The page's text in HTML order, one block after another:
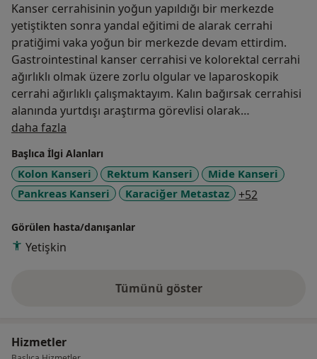
Kanser cerrahisinin yoğun yapıldığı bir merkezde
yetiştikten sonra yandal eğitimi de alarak cerrahi
pratiğimi vaka yoğun bir merkezde devam ettirdim.
Gastrointestinal kanser cerrahisi ve kolorektal cerrahi
ağırlıklı olmak üzere zorlu olgular ve laparoskopik
cerrahi ağırlıklı çalışmaktayım. Kalın bağırsak cerrahisi
alanında yurtdışı araştırma görevlisi olarak
gözlemlerim yanı sıra 2017 yılından itibaren Avrupa
kolorektal cerrahi uzmanı unvanına sahibim.
Türk Kolon ve Rektum Cerrahisi Derneğinde komisyon
üyelikleri, bilimsel toplantılarda konuşmacı ve eğitmen
olarak görevler almaktayım. Ataköy'de özel
daha fazla
Başlıca İlgi Alanları
Kolon Kanseri Rektum Kanseri
Mide Kanseri
Pankreas Kanseri
Karaciğer Metastaz +52
Görülen hasta/danışanlar
Yetişkin
Tümünü gösterdeneyim hakkında
Hizmetler